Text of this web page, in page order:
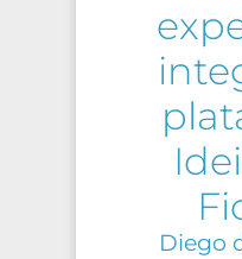
Diego